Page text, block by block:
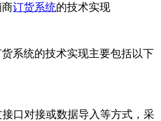
订货系统的技术实现
系统的技术实现主要包括以下
口对接或数据导入等方式，采